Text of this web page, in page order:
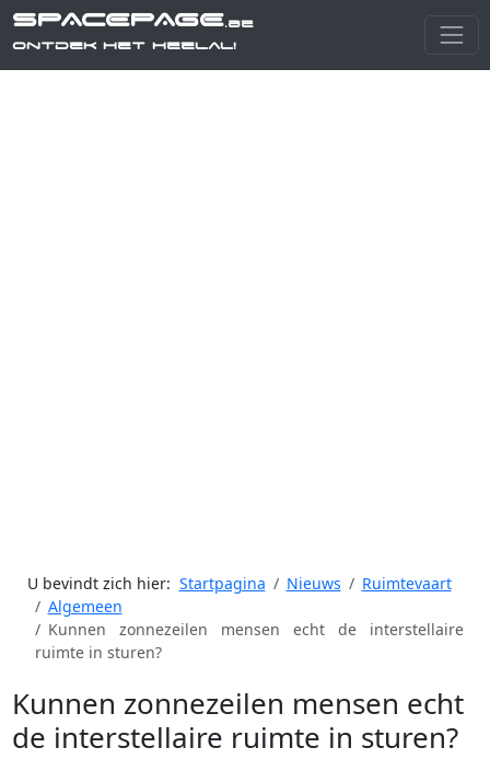
SPACEPAGE.be
Ontdek het heelal!
U bevindt zich hier: Startpagina Nieuws
Ruimtevaart
Algemeen
Kunnen zonnezeilen mensen echt de interstellaire
ruimte in sturen?
Kunnen zonnezeilen mensen echt
de interstellaire ruimte in sturen?